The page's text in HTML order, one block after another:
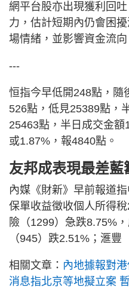
網平台股亦出現獲利回
力，估計短期內仍會困
場情緒，並影響資金流向
---
恒指今早低開248點，隨
526點，低見25389點，
25463點，半日成交金
或1.87%，報4840點。
友邦成表現最差藍
內媒《財新》早前報道
保單收益徵收個人所得
險（1299）急跌8.75%
（945）跌2.51%；滙豐
相關文章： 內地據報對
消息指北京等地擬立案